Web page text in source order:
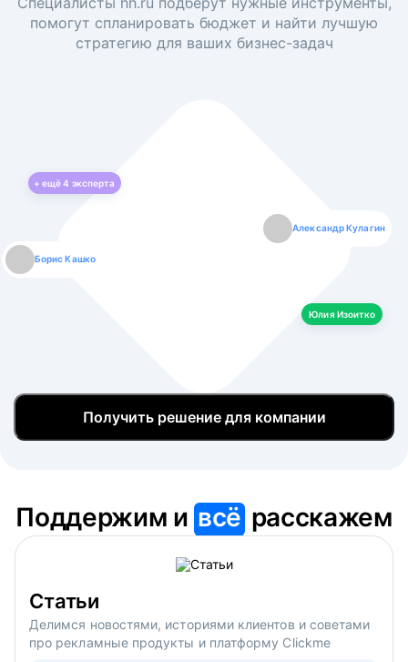
помогут спланировать бюджет и найти лучшую
стратегию для ваших бизнес-задач
+ ещё4 эксперта
Борис Кашко
Александр Кулагин
Юлия Изоитко
Юлия Изоитко
Даниил Макаров
Александр Кулагин
Екатерина Лазаренко
Даниил Макаров
Борис Кашко
Екатерина Лазаренко
Юлия Изоитко
Получить решение для компании
Поддержим ивсё расскажем
Статьи
Делимся новостями, историями клиентов и советами
про рекламные продукты и платформу Clickme